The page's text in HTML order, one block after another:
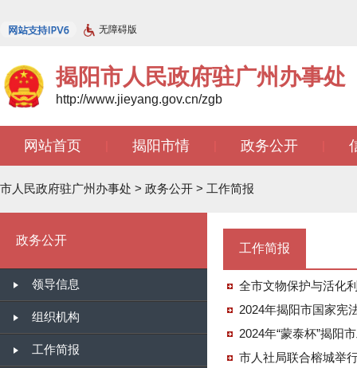
无障碍版
揭阳市人民政府驻广州办事处
http://www.jieyang.gov.cn/zgb
网站首页 揭阳市情 政务公开
文苑天地 |
市人民政府驻广州办事处 > 政务公开 > 工作简报
政务公开
领导信息
组织机构
工作简报
工作简报
全市文物保护与活化
2024年揭阳市国家宪
2024年“蒙泰杯”揭阳
市人社局联合榕城举